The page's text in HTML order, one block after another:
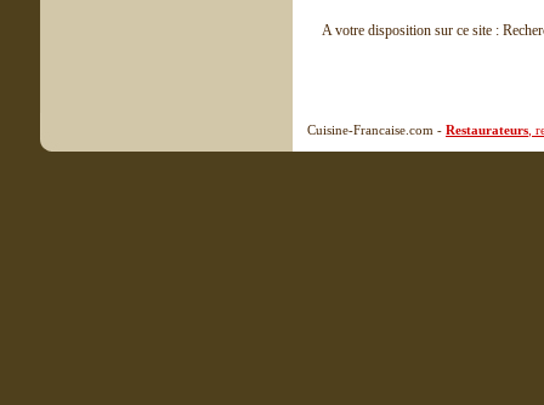
A votre disposition sur ce site :
Cuisine-Francaise.com - Restaurateurs ,